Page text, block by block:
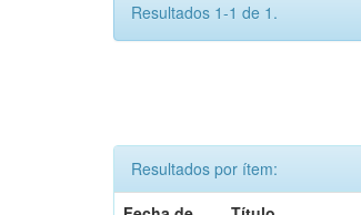
Resultados 1-1 de 1.
Resultados por ítem: